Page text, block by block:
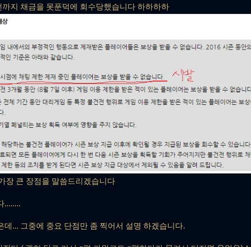
까지 채금을 못푼덕에 회수당했습니다 하하하하
장 큰 장점을 말씀드리겠습니다
........
데... 그중에 중요 단점만 좀 찍어서 설명 하겠습니다.